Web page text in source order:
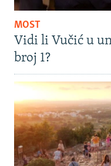
MOST
Vidi li Vučić u
broj 1?